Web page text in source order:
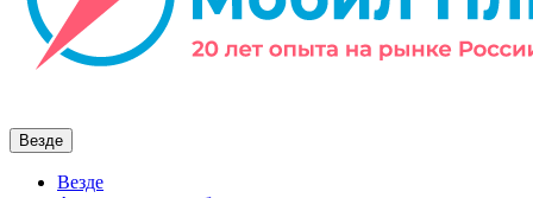
Везде
Везде